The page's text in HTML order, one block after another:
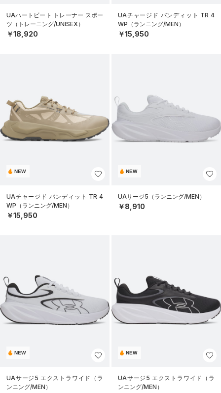
UAハートビート トレーナー スポー
ツ（トレーニング/UNISEX）
￥18,920
UAチャージド バンディット TR 4
WP（ランニング/MEN）
￥15,950
NEW
UAチャージド バンディット TR 4
WP（ランニング/MEN）
￥15,950
NEW
UAサージ5（ランニング/MEN）
￥8,910
NEW
UAサージ5 エクストラワイド（ラ
ンニング/MEN）
NEW
UAサージ5 エクストラワイド（ラ
ンニング/MEN）